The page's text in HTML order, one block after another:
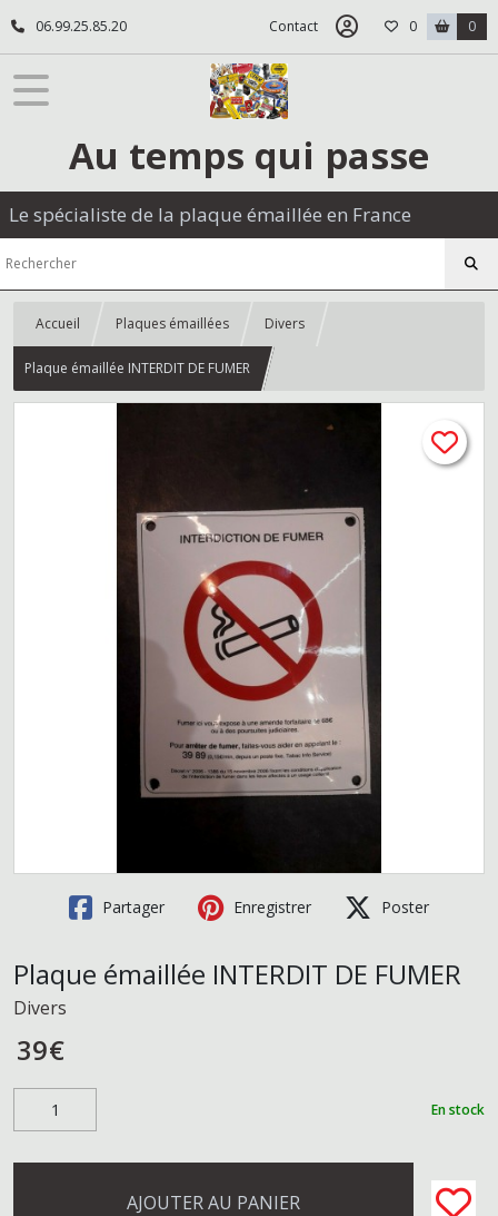
06.99.25.85.20 Contact 0 0
Au temps qui passe
Le spécialiste de la plaque émaillée en France
Accueil Plaques émaillées Divers
Plaque émaillée INTERDIT DE FUMER
Partager Enregistrer Poster
Plaque émaillée INTERDIT DE FUMER
Divers
39€
En stock
AJOUTER AU PANIER